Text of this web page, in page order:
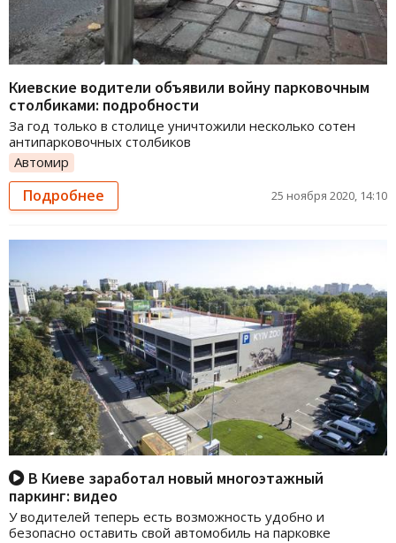
Киевские водители объявили войну парковочным
столбиками: подробности
За год только в столице уничтожили несколько сотен
антипарковочных столбиков
Автомир
Подробнее 25 ноября 2020, 14:10
В Киеве заработал новый многоэтажный
паркинг: видео
У водителей теперь есть возможность удобно и
безопасно оставить свой автомобиль на парковке